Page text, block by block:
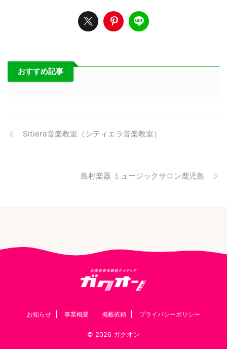
おすすめ記事
Sitiera音楽教室（シティエラ音楽教室）
島村楽器 ミュージックサロン鹿児島
お知らせ 事業概要 掲載依頼 プライバシーポリシー
© 2026 ガクオン